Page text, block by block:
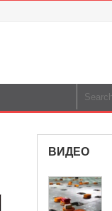
ВИДЕО